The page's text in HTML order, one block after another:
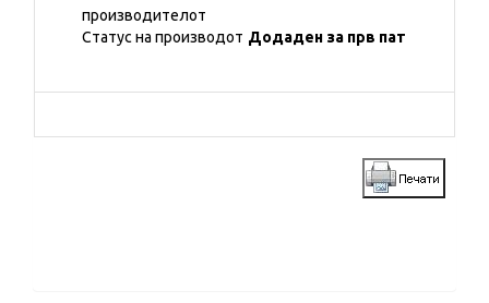
производителот
Статус на производот Додаден за прв пат